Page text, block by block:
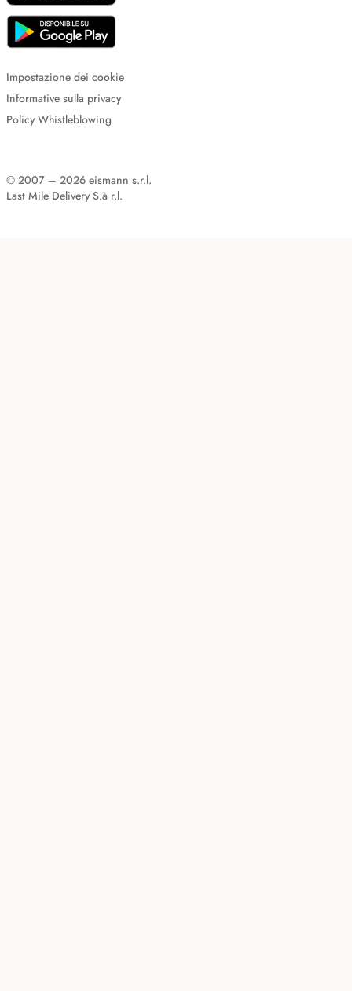
Impostazione dei cookie
Informative sulla privacy
Policy Whistleblowing
© 2007 – 2026 eismann s.r.l.
Last Mile Delivery S.à r.l.